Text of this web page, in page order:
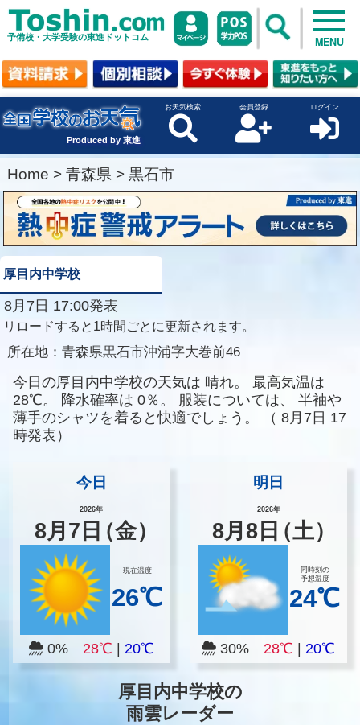
予備校・大学受験の東進ドットコム MENU
Produced by 東進
お天気検索 会員登録 ログイン
Home > 青森県 > 黒石市
厚目内中学校
8月7日 17:00発表
リロードすると1時間ごとに更新されます。
所在地： 青森県黒石市沖浦字大巻前46
今日の厚目内中学校の天気は 晴れ。
最高気温は
28℃。
降水確率は 0％。 服装については、
半袖や
薄手のシャツを着ると快適でしょう。
（ 8月7日 17
時発表）
今日
2026年
8月 7 日（金）
現在温度
26℃
0% 28℃ 20℃
明日
2026年
8月8 日（土）
同時刻の
予想温度
24℃
30%28℃ |20℃
厚目内中学校の
雨雲レーダー